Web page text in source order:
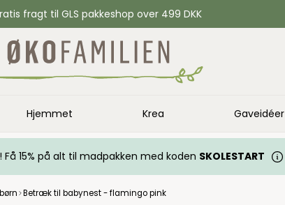
fragt til GLS pakkeshop over 499 DKK
Hjemmet Krea Gaveidéer
Få 15% på alt til madpakken med koden SKOLESTART
Betræk til babynest - flamingo pink